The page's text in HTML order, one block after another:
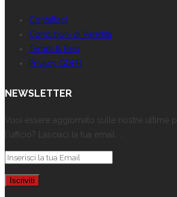
Contattaci
Condizioni di Vendita
Tempi & Resi
Privacy GDPR
NEWSLETTER
Vuoi essere aggiornato sulle nostre ultime
l'ufficio? Lasciaci la tua email ...